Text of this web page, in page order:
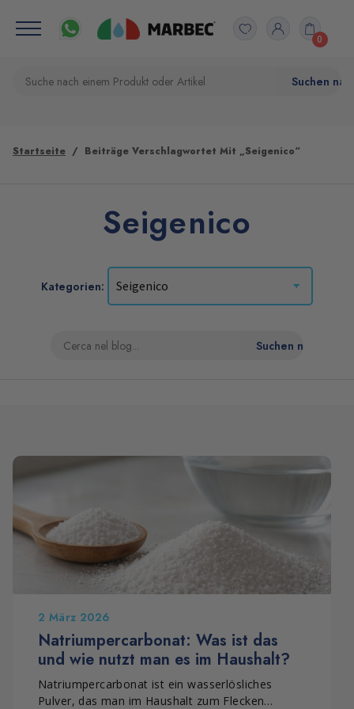
0
Startseite Beiträge Verschlagwortet Mit „Seigenico“
Seigenico
Kategorien:
2 März 2026
Natriumpercarbonat: Was ist das
und wie nutzt man es im Haushalt?
Natriumpercarbonat ist ein wasserlösliches
Pulver, das man im Haushalt zum Flecken